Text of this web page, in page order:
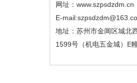
网址：www.szpsdzdm.cn
E-
地址：苏州市金阊区城北
1599号（机电五金城）E